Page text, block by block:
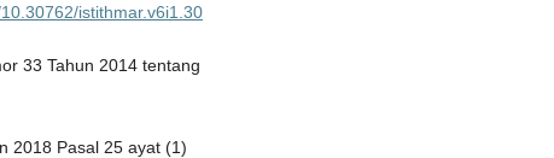
istithmar.v6i1.30
33 Tahun 2014 tentang
2018 Pasal 25 ayat (1)